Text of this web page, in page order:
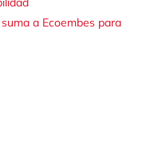
a Ecoembes para